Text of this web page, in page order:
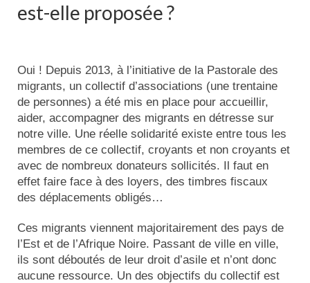
est-elle proposée ?
Oui ! Depuis 2013, à l’initiative de la Pastorale des
migrants, un collectif d’associations (une trentaine
de personnes) a été mis en place pour accueillir,
aider, accompagner des migrants en détresse sur
notre ville. Une réelle solidarité existe entre tous les
membres de ce collectif, croyants et non croyants et
avec de nombreux donateurs sollicités. Il faut en
effet faire face à des loyers, des timbres fiscaux
des déplacements obligés…
Ces migrants viennent majoritairement des pays de
l’Est et de l’Afrique Noire. Passant de ville en ville,
ils sont déboutés de leur droit d’asile et n’ont donc
aucune ressource. Un des objectifs du collectif est